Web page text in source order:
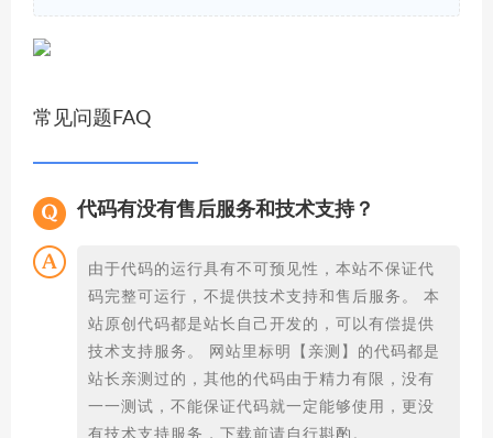
常见问题FAQ
代码有没有售后服务和技术支持？
由于代码的运行具有不可预见性，本站不保证代
码完整可运行，不提供技术支持和售后服务。 本
站原创代码都是站长自己开发的，可以有偿提供
技术支持服务。 网站里标明【亲测】的代码都是
站长亲测过的，其他的代码由于精力有限，没有
一一测试，不能保证代码就一定能够使用，更没
有技术支持服务，下载前请自行斟酌。